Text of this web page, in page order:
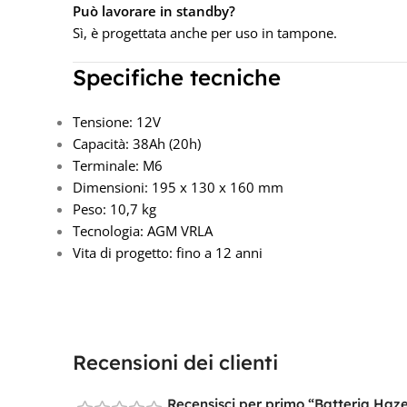
Può lavorare in standby?
Sì, è progettata anche per uso in tampone.
Specifiche tecniche
Tensione: 12V
Capacità: 38Ah (20h)
Terminale: M6
Dimensioni: 195 x 130 x 160 mm
Peso: 10,7 kg
Tecnologia: AGM VRLA
Vita di progetto: fino a 12 anni
Recensioni dei clienti